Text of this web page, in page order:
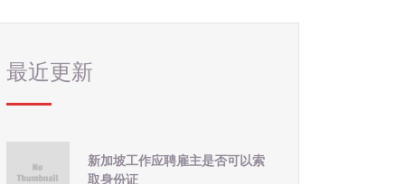
最近更新
新加坡工作应聘雇主是否可以索
取身份证